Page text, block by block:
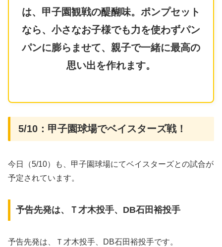
は、甲子園観戦の醍醐味。ポンプセット
なら、小さなお子様でも力を使わずパン
パンに膨らませて、親子で一緒に最高の
思い出を作れます。
5/10：甲子園球場でベイスターズ戦！
今日（5/10）も、甲子園球場にてベイスターズとの試合が
予定されています。
予告先発は、Ｔ才木投手、DB石田裕投手
予告先発は、Ｔ才木投手、DB石田裕投手です。